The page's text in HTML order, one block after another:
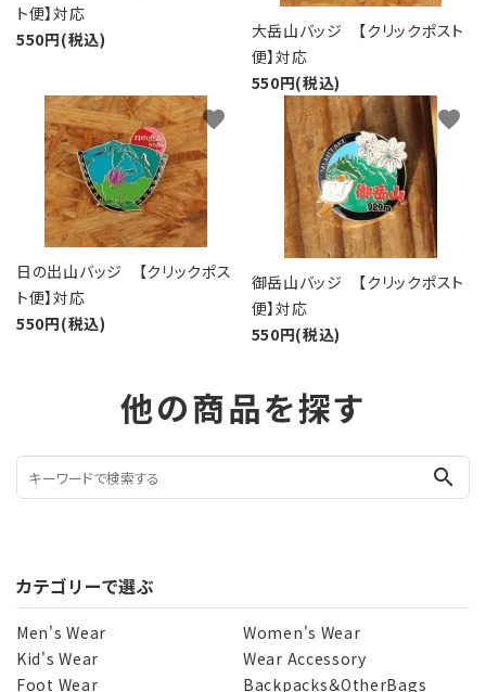
ト便】対応
550円(税込)
大岳山バッジ 【クリックポスト
便】対応
550円(税込)
日の出山バッジ 【クリックポス
ト便】対応
550円(税込)
favorite
御岳山バッジ 【クリックポスト
便】対応
550円(税込)
favorite
他の商品を探す
search
カテゴリーで選ぶ
Men's Wear
Women's Wear
Kid's Wear
Wear Accessory
Foot Wear
Backpacks＆OtherBags